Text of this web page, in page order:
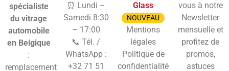
spécialiste
du vitrage
automobile
en Belgique
:
remplacement
⏰ Lundi –
Samedi 8:30
– 17:00
📞 Tél. /
WhatsApp :
+32 71 51
Glass
NOUVEAU
Mentions
légales
Politique de
confidentialité
vous à notre
Newsletter
mensuelle et
profitez de
promos,
astuces